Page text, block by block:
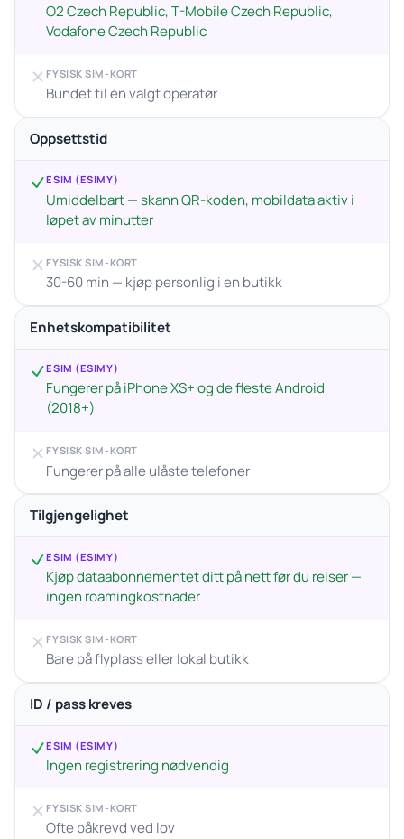
O2 Czech Republic, T-Mobile Czech Republic,
Vodafone Czech Republic
FYSISK SIM-KORT
Bundet til én valgt operatør
Oppsettstid
ESIM (ESIMY)
Umiddelbart — skann QR-koden, mobildata aktiv i
løpet av minutter
FYSISK SIM-KORT
30-60 min — kjøp personlig i en butikk
Enhetskompatibilitet
ESIM (ESIMY)
Fungerer på iPhone XS+ og de fleste Android
(2018+)
FYSISK SIM-KORT
Fungerer på alle ulåste telefoner
Tilgjengelighet
ESIM (ESIMY)
Kjøp dataabonnementet ditt på nett før du reiser —
ingen roamingkostnader
FYSISK SIM-KORT
Bare på flyplass eller lokal butikk
ID / pass kreves
ESIM (ESIMY)
Ingen registrering nødvendig
FYSISK SIM-KORT
Ofte påkrevd ved lov